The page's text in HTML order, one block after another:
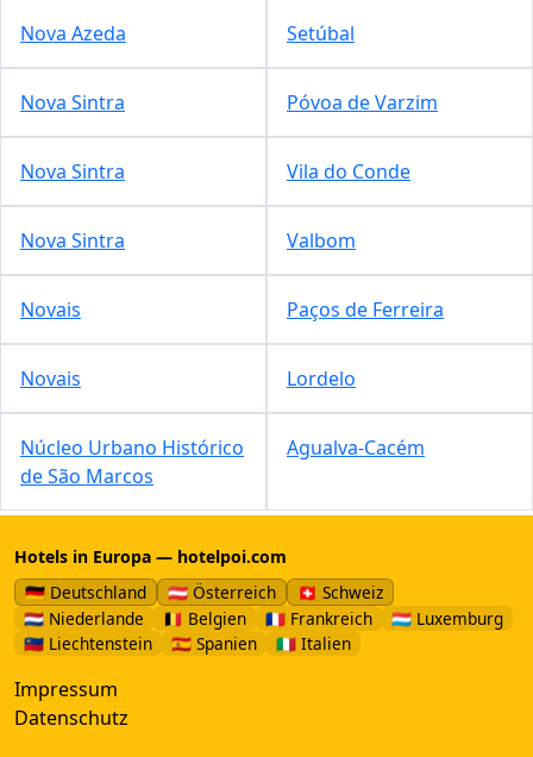
Nova Azeda Setúbal
Nova Sintra Póvoa de Varzim
Nova Sintra Vila do Conde
Nova Sintra Valbom
Novais Paços de Ferreira
Novais Lordelo
Núcleo Urbano Histórico
de São Marcos
Agualva-Cacém
Hotels in Europa — hotelpoi.com
🇩🇪 Deutschland
🇦🇹 Österreich
🇨🇭 Schweiz
🇳🇱 Niederlande
🇧🇪 Belgien 🇫🇷 Frankreich
🇱🇺 Luxemburg
🇱🇮 Liechtenstein
🇪🇸 Spanien 🇮🇹 Italien
Impressum
Datenschutz